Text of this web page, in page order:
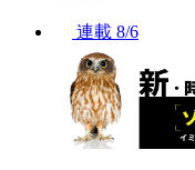
連載 8/6